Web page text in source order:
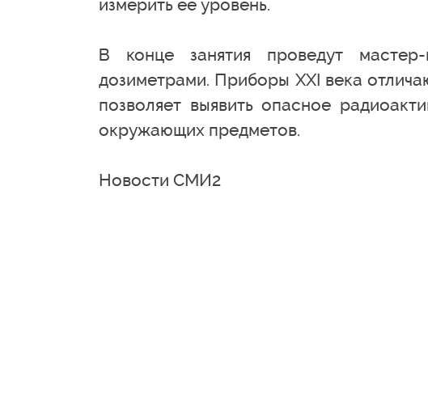
измерить ее уровень.
В конце занятия проведут
дозиметрами. Приборы XXI века
позволяет выявить опасное
окружающих предметов.
Новости СМИ2